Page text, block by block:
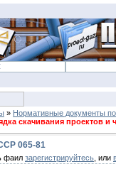
» Нормативные документы по
скачивания проектов и
065-81
фаил зарегистрируйтесь , или